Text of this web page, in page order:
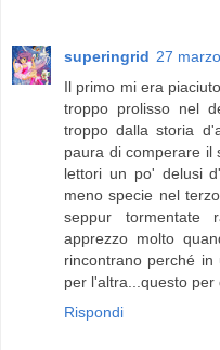
superingrid 27
Il primo mi era
troppo prolisso nel
troppo dalla storia
paura di comperare il
lettori un po' delusi
meno specie nel
seppur tormentate
apprezzo molto
rincontrano perché
per l'altra...questo
Rispondi